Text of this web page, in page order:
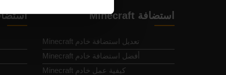
استضافة Minecraft
تعديل استضافة خادم Minecraft
أفضل استضافة خادم Minecraft
كيفية عمل خادم Minecraft